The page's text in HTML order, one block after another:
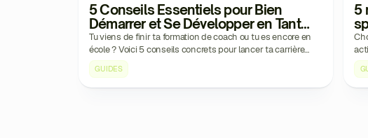
5 Conseils Essentiels pour Bien
Démarrer et Se Développer en Tant
que Jeune Coach
Tu viens de finir ta formation de coach ou tu es encore en
école ? Voici 5 conseils concrets pour lancer ta carrière
efficacement et te démarquer dès les premiers mois.
GUIDES
5